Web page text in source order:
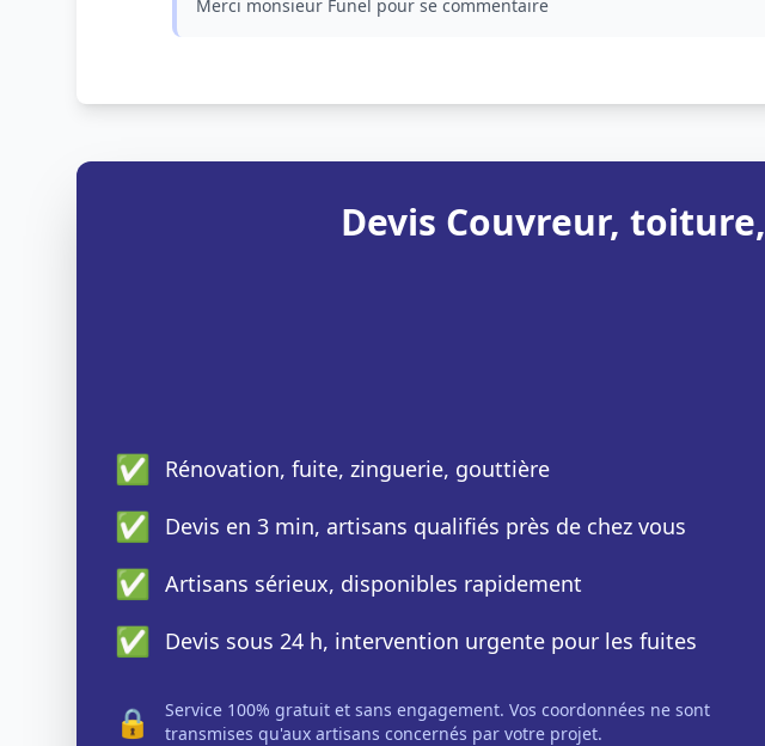
Merci monsieur Funel pour se commentaire
Devis Couvreur,
✅ Rénovation, fuite, zinguerie, gouttière
✅ Devis en 3 min, artisans qualifiés près de chez vous
✅ Artisans sérieux, disponibles rapidement
✅ Devis sous 24 h, intervention urgente pour les fuites
🔒
Service 100% gratuit et sans engagement. Vos coordonnées ne sont
transmises qu'aux artisans concernés par votre projet.